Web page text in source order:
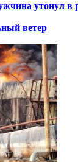
утонул в
ветер